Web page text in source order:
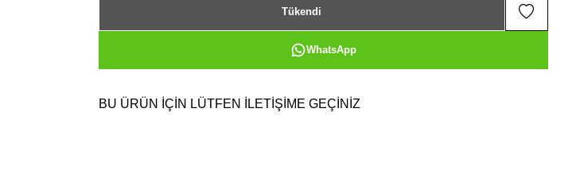
BU ÜRÜN İÇİN LÜTFEN İLETİŞİME GEÇİNİZ
Tükendi
WhatsApp